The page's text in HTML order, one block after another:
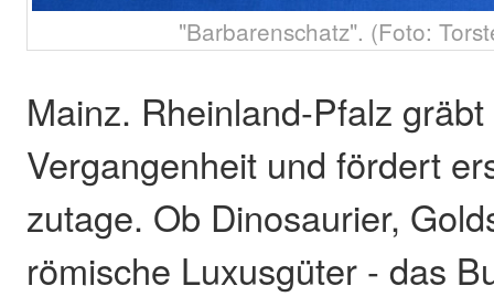
"Barbarenschatz". (Foto:
Mainz. Rheinland-Pfalz
Vergangenheit und fördert
zutage. Ob Dinosaurier,
römische Luxusgüter - das